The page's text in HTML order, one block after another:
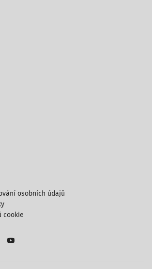
osobních údajů
cookie